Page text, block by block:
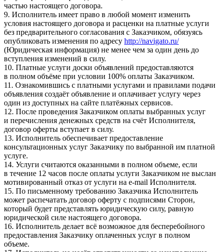
частью настоящего договора.
9. Исполнитель имеет право в любой момент изменить
условия настоящего договора и расценки на платные услуги
без предварительного согласования с Заказчиком, обязуясь
опубликовать изменения по адресу http://navigato.ru/
(Юридическая информация) не менее чем за один день до
вступления изменений в силу.
10. Платные услуги доски объявлений предоставляются
в полном объёме при условии 100% оплаты Заказчиком.
11. Ознакомившись с платными услугами и правилами подачи
объявления создаёт объявление и оплачивает услугу через
один из доступных на сайте платёжных сервисов.
12. После проведения Заказчиком оплаты выбранных услуг
и перечисления денежных средств на счёт Исполнителя,
договор оферты вступает в силу.
13. Исполнитель обеспечивает предоставление
консультационных услуг Заказчику по выбранной им платной
услуге.
14. Услуги считаются оказанными в полном объеме, если
в течение 12 часов после оплаты услуги Заказчиком не выслан
мотивированный отказ от услуги на e-mail Исполнителя.
15. По письменному требованию Заказчика Исполнитель
может распечатать договор оферту с подписями Сторон,
который будет представлять юридическую силу, равную
юридической силе настоящего договора.
16. Исполнитель делает всё возможное для бесперебойного
предоставления Заказчику оплаченных услуг в полном
объеме.